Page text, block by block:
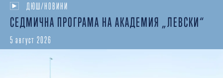
ДЮШ/НОВИНИ
СЕДМИЧНА ПРОГРАМА НА АКАДЕМИЯ „ЛЕВСКИ“
5 август 2026